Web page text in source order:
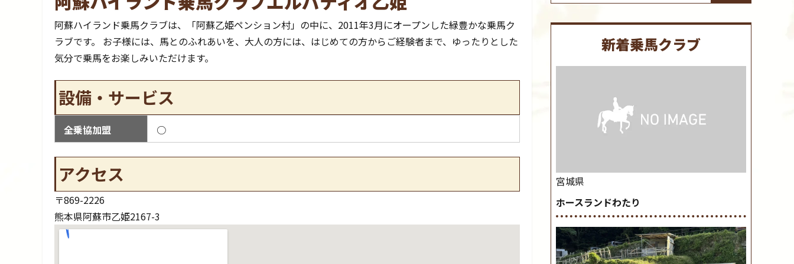
阿蘇ハイランド乗馬クラブは、「阿蘇乙姫ペンション村」の中に、2011年3月にオープンした緑豊かな乗馬ク
ラブです。 お子様には、馬とのふれあいを、大人の方には、はじめての方からご経験者まで、ゆったりとした
気分で乗馬をお楽しみいただけます。
設備・サービス
全乗協加盟 ○
アクセス
〒869-2226
熊本県阿蘇市乙姫2167-3
新着乗馬クラブ
宮城県
ホースランドわたり